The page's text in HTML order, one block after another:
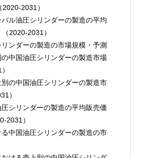
2031）
2020-2031）
シリンダーの製造の市場規模・予測
）
2031）